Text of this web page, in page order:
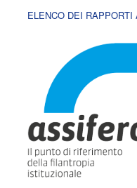
ELENCO DEI RAPPORTI